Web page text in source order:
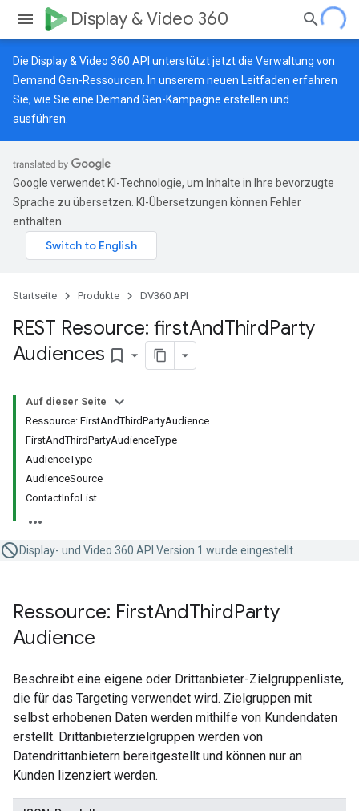
Display & Video 360
Die Display & Video 360 API unterstützt jetzt die Verwaltung von
Demand Gen-Ressourcen.
In unserem neuen Leitfaden erfahren
Sie, wie Sie eine Demand Gen-Kampagne erstellen und
ausführen.
Google verwendet KI-Technologie, um Inhalte in Ihre bevorzugte
Sprache zu übersetzen. KI-Übersetzungen können Fehler
enthalten.
Startseite Produkte DV360 API
REST Resource: firstAndThirdParty
Audiences bookmark_border
Auf dieser Seite
Ressource: FirstAndThirdPartyAudience
FirstAndThirdPartyAudienceType
AudienceType
AudienceSource
ContactInfoList
Display- und Video 360 API Version 1 wurde eingestellt.
Ressource: FirstAndThirdParty
Audience
Beschreibt eine eigene oder Drittanbieter-Zielgruppenliste,
die für das Targeting verwendet wird. Zielgruppen mit
selbst erhobenen Daten werden mithilfe von Kundendaten
erstellt. Drittanbieterzielgruppen werden von
Datendrittanbietern bereitgestellt und können nur an
Kunden lizenziert werden.